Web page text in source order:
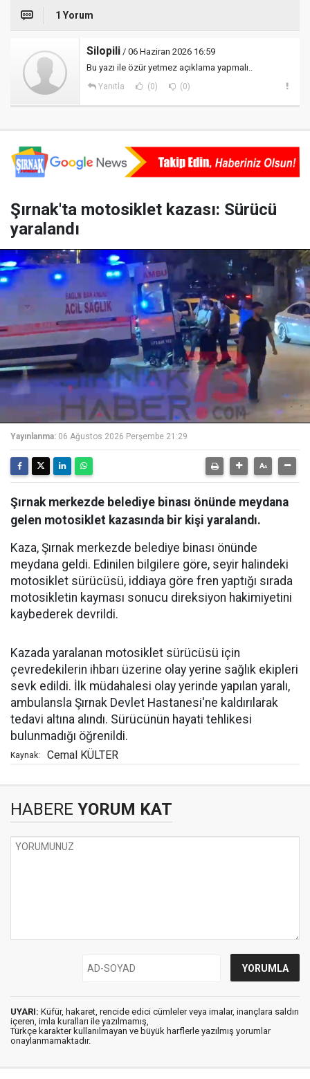
1 Yorum
Silopili / 06 Haziran 2026 16:59
Bu yazı ile özür yetmez açıklama yapmalı..
Yanıtla (0) (0)
Şırnak'ta motosiklet kazası: Sürücü
yaralandı
Yayınlanma: 06 Ağustos 2026 Perşembe 21:29
Şırnak merkezde belediye binası önünde meydana
gelen motosiklet kazasında bir kişi yaralandı.
Kaza, Şırnak merkezde belediye binası önünde
meydana geldi. Edinilen bilgilere göre, seyir halindeki
motosiklet sürücüsü, iddiaya göre fren yaptığı sırada
motosikletin kayması sonucu direksiyon hakimiyetini
kaybederek devrildi.
Kazada yaralanan motosiklet sürücüsü için
çevredekilerin ihbarı üzerine olay yerine sağlık ekipleri
sevk edildi. İlk müdahalesi olay yerinde yapılan yaralı,
ambulansla Şırnak Devlet Hastanesi'ne kaldırılarak
tedavi altına alındı. Sürücünün hayati tehlikesi
bulunmadığı öğrenildi.
Kaynak: Cemal KÜLTER
HABERE YORUM KAT
UYARI: Küfür, hakaret, rencide edici cümleler veya imalar, inançlara saldırı
içeren, imla kuralları ile yazılmamış,
Türkçe karakter kullanılmayan ve büyük harflerle yazılmış yorumlar
onaylanmamaktadır.